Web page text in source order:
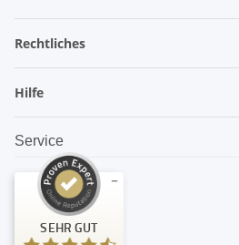
Rechtliches
Hilfe
Service
SEHR GUT
Kundenbewertungen und Erfahrungen zu